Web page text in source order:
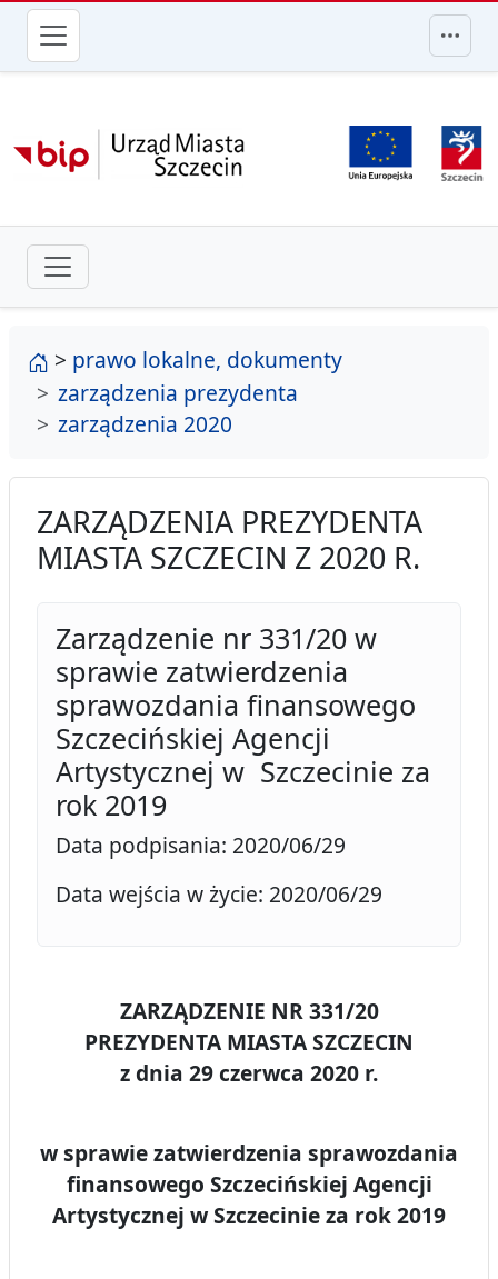
przejdź do głównego menu
strona główna
> prawo lokalne, dokumenty
zarządzenia prezydenta
zarządzenia 2020
ZARZĄDZENIA PREZYDENTA
MIASTA SZCZECIN Z 2020 R.
Zarządzenie nr 331/20 w
sprawie zatwierdzenia
sprawozdania finansowego
Szczecińskiej Agencji
Artystycznej w Szczecinie za
rok 2019
Data podpisania: 2020/06/29
Data wejścia w życie: 2020/06/29
ZARZĄDZENIE NR 331/20
PREZYDENTA MIASTA SZCZECIN
z dnia 29 czerwca 2020 r.
w sprawie zatwierdzenia sprawozdania
finansowego Szczecińskiej Agencji
Artystycznej w Szczecinie za rok 2019